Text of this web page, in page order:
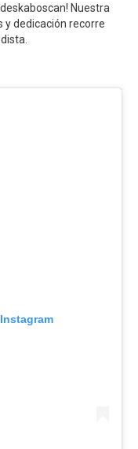
Nuestra
y dedicación recorre